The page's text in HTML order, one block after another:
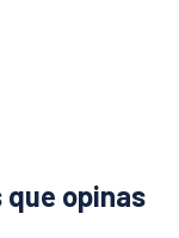
que opinas